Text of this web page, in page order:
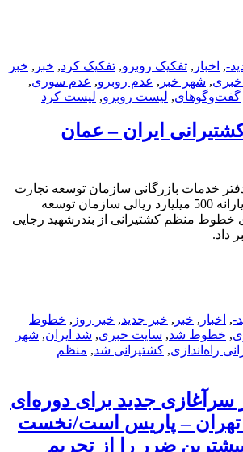
برچسب‌ها
-
, اخبار , تفکیک روبرو, تفکیک کرد, خبر , خبر
, شهر خبر , عدم روبرو, عدم سوری,
گفت‌وگوهای, لیست روبرو, لیست کرد
ایران – عمان
خدمات بازرگانی سازمان توسعه تجارت
از اختصاص بخشی از یارانه 500 میلیارد ریالی سازمان توسعه
خطوط منظم کشتیرانی از بندرشهید رجایی
داد.
برچسب‌ها
-
, اخبار , خبر , خبر جدید, خبر روز , خطوط
, خطوط شد, سایت خبری, شد ایران, شهر
راه‌اندازی, کشتیرانی شد, منظم
سرآغازی جدید برای دوره‌ای
تهران – پاریس است/نخست
ضرر را از تحریم